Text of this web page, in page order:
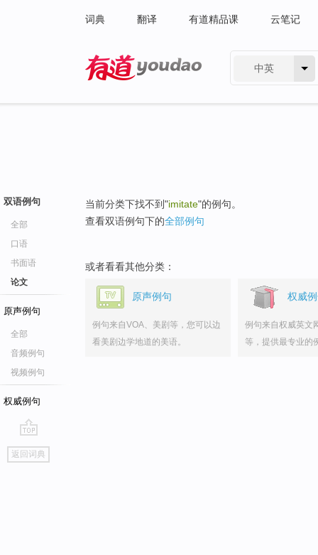
词典 翻译 有道精品课 云笔记
中英
双语例句
全部
口语
书面语
论文
原声例句
全部
音频例句
视频例句
权威例句
go
top
返回词典
当前分类下找不到"imitate"的例句。
查看双语例句下的全部例句
或者看看其他分类：
原声例句
例句来自VOA、美剧等，您可以边
看美剧边学地道的美语。
权威
例句来自权威英文
等，提供最专业的